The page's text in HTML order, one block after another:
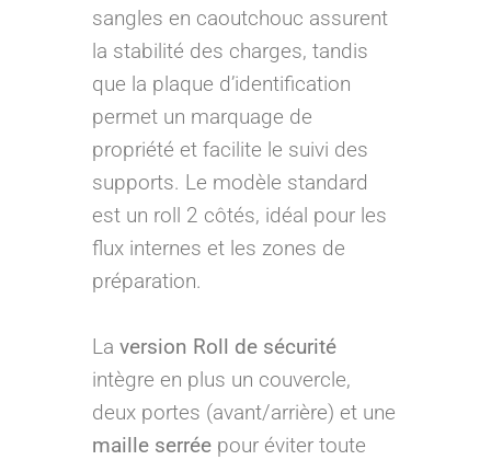
sangles en caoutchouc assurent
la stabilité des charges, tandis
que la plaque d’identification
permet un marquage de
propriété et facilite le suivi des
supports. Le modèle standard
est un roll 2 côtés, idéal pour les
flux internes et les zones de
préparation.
La version Roll de sécurité
intègre en plus un couvercle,
deux portes (avant/arrière) et une
maille serrée pour éviter toute